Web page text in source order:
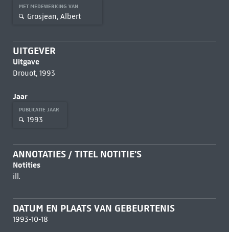
MET MEDEWERKING VAN
Grosjean, Albert
UITGEVER
Uitgave
Drouot, 1993
Jaar
PUBLICATIE JAAR
1993
ANNOTATIES / TITEL NOTITIE'S
Notities
ill.
DATUM EN PLAATS VAN GEBEURTENIS
1993-10-18